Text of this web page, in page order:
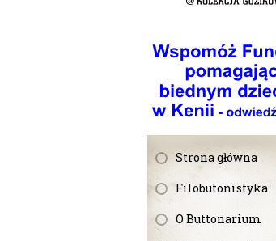
Strona główna
Filobutonistyka
O Buttonarium